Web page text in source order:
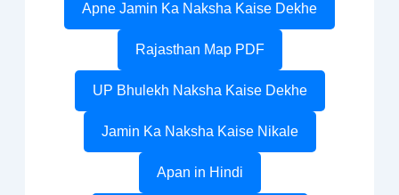
Apne Jamin Ka Naksha Kaise Dekhe
Rajasthan Map PDF
UP Bhulekh Naksha Kaise Dekhe
Jamin Ka Naksha Kaise Nikale
Apan in Hindi